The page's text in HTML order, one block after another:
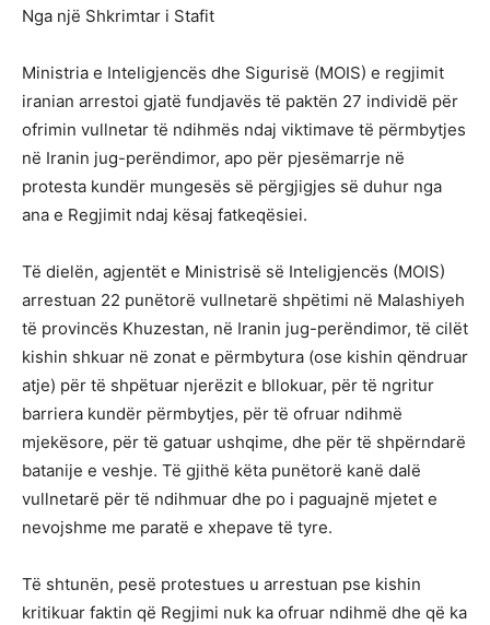
Nga një Shkrimtar i Stafit
Ministria e Inteligjencës dhe Sigurisë (MOIS) e regjimit
iranian arrestoi gjatë fundjavës të paktën 27 individë për
ofrimin vullnetar të ndihmës ndaj viktimave të përmbytjes
në Iranin jug-perëndimor, apo për pjesëmarrje në
protesta kundër mungesës së përgjigjes së duhur nga
ana e Regjimit ndaj kësaj fatkeqësiei.
Të dielën, agjentët e Ministrisë së Inteligjencës (MOIS)
arrestuan 22 punëtorë vullnetarë shpëtimi në Malashiyeh
të provincës Khuzestan, në Iranin jug-perëndimor, të cilët
kishin shkuar në zonat e përmbytura (ose kishin qëndruar
atje) për të shpëtuar njerëzit e bllokuar, për të ngritur
barriera kundër përmbytjes, për të ofruar ndihmë
mjekësore, për të gatuar ushqime, dhe për të shpërndarë
batanije e veshje. Të gjithë këta punëtorë kanë dalë
vullnetarë për të ndihmuar dhe po i paguajnë mjetet e
nevojshme me paratë e xhepave të tyre.
Të shtunën, pesë protestues u arrestuan pse kishin
kritikuar faktin që Regjimi nuk ka ofruar ndihmë dhe që ka